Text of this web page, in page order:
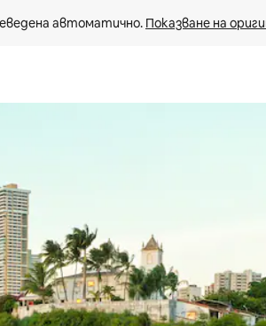
автоматично. Показване на